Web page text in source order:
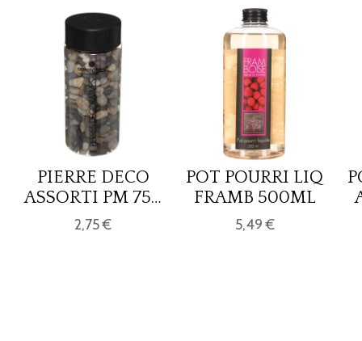
PIERRE DECO
ASSORTI PM 750
GRS
2,75 €
POT POURRI LIQ
FRAMB 500ML
5,49 €